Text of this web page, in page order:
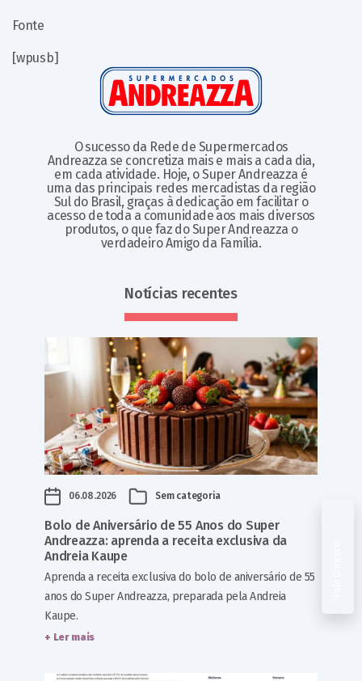
Fonte
[wpusb]
O sucesso da Rede de Supermercados
Andreazza se concretiza mais e mais a cada dia,
em cada atividade. Hoje, o Super Andreazza é
uma das principais redes mercadistas da região
Sul do Brasil, graças à dedicação em facilitar o
acesso de toda a comunidade aos mais diversos
produtos, o que faz do Super Andreazza o
verdadeiro Amigo da Família.
Notícias recentes
06.08.2026 Sem categoria
Bolo de Aniversário de 55 Anos do Super
Andreazza: aprenda a receita exclusiva da
Andreia Kaupe
Aprenda a receita exclusiva do bolo de aniversário de 55
anos do Super Andreazza, preparada pela Andreia
Kaupe.
+ Ler mais